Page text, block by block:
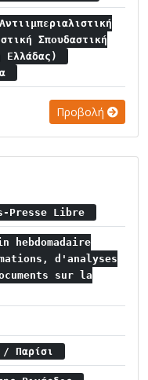
Σπουδαστική
Ελλάδας)
Προβολή
Presse Libre
hebdomadaire
d'analyses
sur la
/ Παρίσι